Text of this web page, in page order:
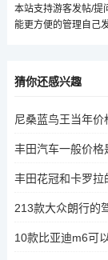
本站支持游客发帖/提
能更方便的管理自己
猜你还感兴趣
尼桑蓝鸟王当年价
丰田汽车一般价格
丰田花冠和卡罗拉
10款比亚迪m6可